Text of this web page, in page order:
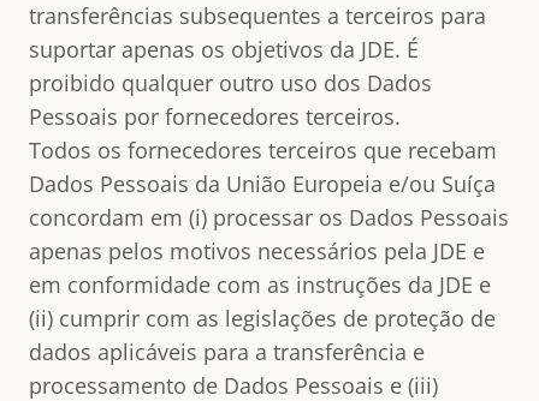
transferências subsequentes a terceiros para
suportar apenas os objetivos da JDE. É
proibido qualquer outro uso dos Dados
Pessoais por fornecedores terceiros.
Todos os fornecedores terceiros que recebam
Dados Pessoais da União Europeia e/ou Suíça
concordam em (i) processar os Dados Pessoais
apenas pelos motivos necessários pela JDE e
em conformidade com as instruções da JDE e
(ii) cumprir com as legislações de proteção de
dados aplicáveis para a transferência e
processamento de Dados Pessoais e (iii)